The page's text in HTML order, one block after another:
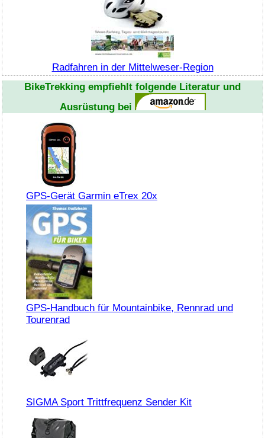
Radfahren in der Mittelweser-Region
BikeTrekking empfiehlt folgende Literatur und
Ausrüstung bei
GPS-Gerät Garmin eTrex 20x
GPS-Handbuch für Mountainbike, Rennrad und
Tourenrad
SIGMA Sport Trittfrequenz Sender Kit